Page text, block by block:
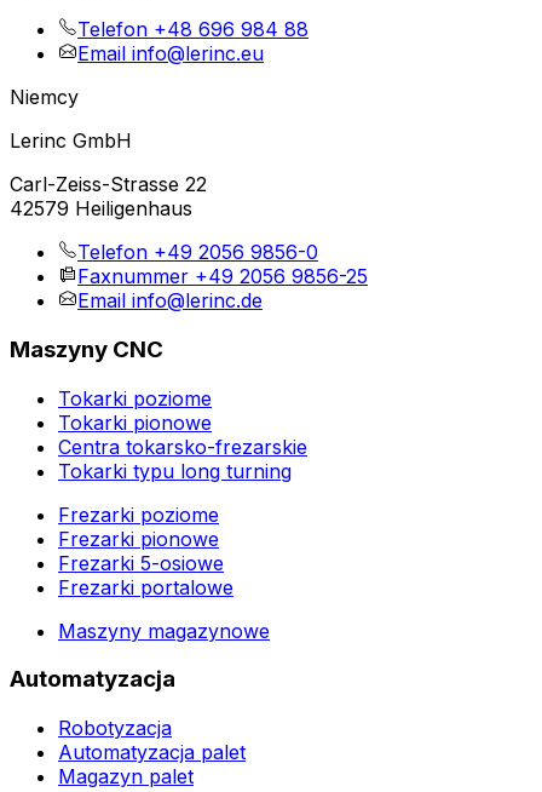
Telefon +48 696 984 88
Email info@lerinc.eu
Niemcy
Lerinc GmbH
Carl-Zeiss-Strasse 22
42579 Heiligenhaus
Telefon +49 2056 9856-0
Faxnummer +49 2056 9856-25
Email info@lerinc.de
Maszyny CNC
Tokarki poziome
Tokarki pionowe
Centra tokarsko-frezarskie
Tokarki typu long turning
Frezarki poziome
Frezarki pionowe
Frezarki 5-osiowe
Frezarki portalowe
Maszyny magazynowe
Automatyzacja
Robotyzacja
Automatyzacja palet
Magazyn palet